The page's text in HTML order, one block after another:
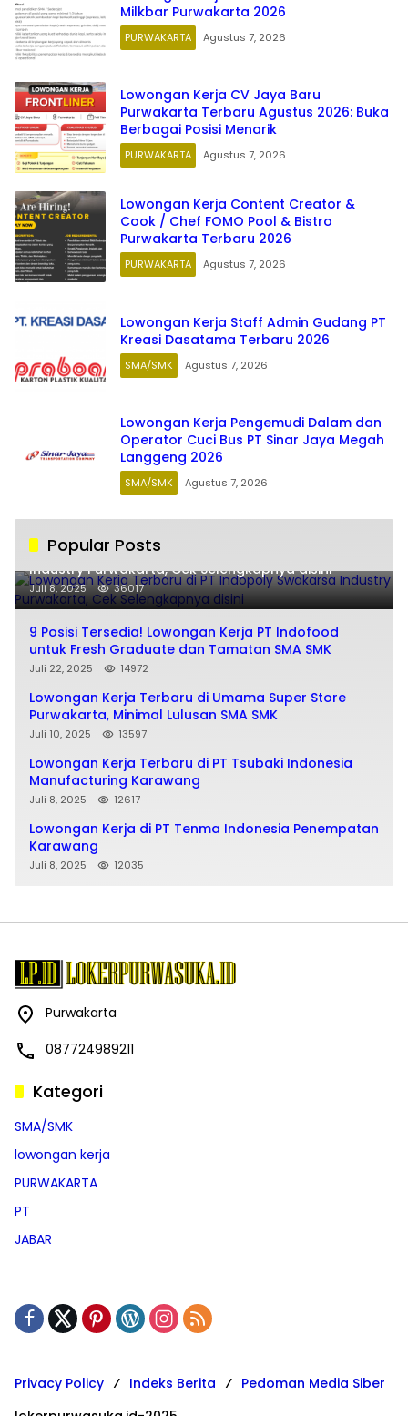
Milkbar Purwakarta 2026
PURWAKARTA Agustus 7, 2026
Lowongan Kerja CV Jaya Baru
Purwakarta Terbaru Agustus 2026: Buka
Berbagai Posisi Menarik
PURWAKARTA Agustus 7, 2026
Lowongan Kerja Content Creator &
Cook / Chef FOMO Pool & Bistro
Purwakarta Terbaru 2026
PURWAKARTA Agustus 7, 2026
Lowongan Kerja Staff Admin Gudang PT
Kreasi Dasatama Terbaru 2026
SMA/SMK Agustus 7, 2026
Lowongan Kerja Pengemudi Dalam dan
Operator Cuci Bus PT Sinar Jaya Megah
Langgeng 2026
SMA/SMK Agustus 7, 2026
Popular Posts
Lowongan Kerja Terbaru di PT Indopoly Swakarsa
Industry Purwakarta, Cek Selengkapnya disini
Juli 8, 2025 36017
9 Posisi Tersedia! Lowongan Kerja PT Indofood
untuk Fresh Graduate dan Tamatan SMA SMK
Juli 22, 2025 14972
Lowongan Kerja Terbaru di Umama Super Store
Purwakarta, Minimal Lulusan SMA SMK
Juli 10, 2025 13597
Lowongan Kerja Terbaru di PT Tsubaki Indonesia
Manufacturing Karawang
Juli 8, 2025 12617
Lowongan Kerja di PT Tenma Indonesia Penempatan
Karawang
Juli 8, 2025 12035
Purwakarta
087724989211
Kategori
SMA/SMK
lowongan kerja
PURWAKARTA
PT
JABAR
Privacy Policy Indeks Berita
Pedoman Media Siber